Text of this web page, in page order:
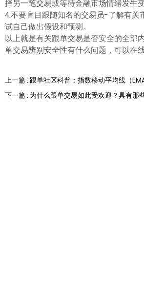
择另一笔交易或等待金融市场情绪发生变
4.不要盲目跟随知名的交易员-了解有关
试自己做出假设和预测。
以上就是有关跟单交易是否安全的全部
单交易辨别安全性有什么问题，可以在
上一篇 : 跟单社区科普：指数移动平均线（
下一篇 : 为什么跟单交易如此受欢迎？具有那